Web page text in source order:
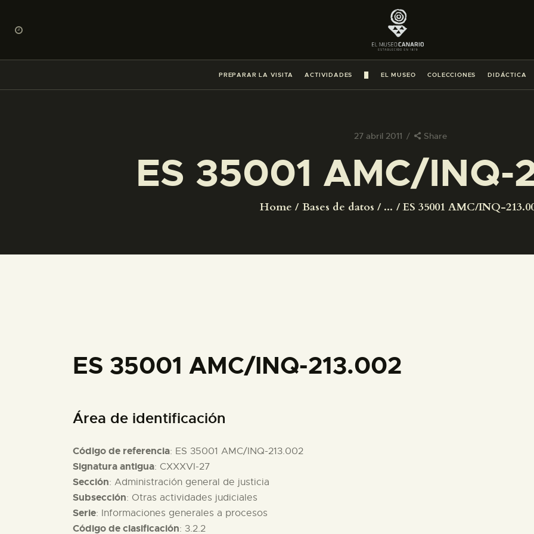
PREPARAR LA VISITA ACTIVIDADES EL MUSEO COLECCIONES DIDÁCTICA
27 abril 2011 Share
ES 35001 AMC/INQ-
Home Bases de datos ... ES 35001 AMC/INQ-
PREPARAR LA VISITA
ACTIVIDADES
█
COLECCIONES
DIDÁCTICA
█
ES 35001 AMC/INQ-213.002
Área de identificación
Código de referencia: ES 35001 AMC/INQ-213.002
Signatura antigua: CXXXVI-27
Sección: Administración general de justicia
Subsección: Otras actividades judiciales
Serie: Informaciones generales a procesos
Código de clasificación: 3.2.2